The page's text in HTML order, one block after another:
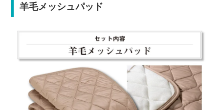
羊毛メッシュパッド